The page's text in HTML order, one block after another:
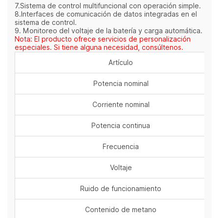
7.Sistema de control multifuncional con operación simple.
8.Interfaces de comunicación de datos integradas en el
sistema de control.
9. Monitoreo del voltaje de la batería y carga automática.
Nota: El producto ofrece servicios de personalización
especiales. Si tiene alguna necesidad, consúltenos.
Artículo
Potencia nominal
Corriente nominal
Potencia continua
Frecuencia
Voltaje
Ruido de funcionamiento
Contenido de metano